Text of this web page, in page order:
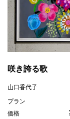
咲き誇る歌
山口香代子
プラン
価格